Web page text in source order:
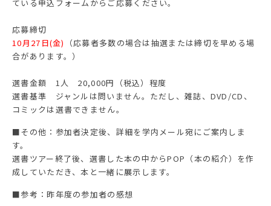
ている申込フォームからご応募ください。
応募締切
10月27日(金)
（応募者多数の場合は抽選または締切を早める場
合があります。）
選書金額 1人 20,000円（税込）程度
選書基準 ジャンルは問いません。ただし、雑誌、DVD/CD、
コミックは選書できません。
■その他：参加者決定後、詳細を学内メール宛にご案内しま
す。
選書ツアー終了後、選書した本の中からPOP（本の紹介）を作
成していただき、本と一緒に展示します。
■参考：昨年度の参加者の感想